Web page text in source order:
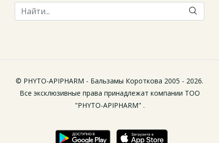
© PHYTO-APIPHARM - Бальзамы Короткова 2005 - 2026.
Все эксклюзивные права принадлежат компании ТОО
"PHYTO-APIPHARM" .